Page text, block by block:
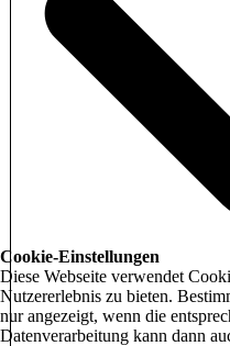
Cookie-Einstellungen
Diese Webseite verwendet
Nutzererlebnis zu bieten.
nur angezeigt, wenn die
Datenverarbeitung kann dann